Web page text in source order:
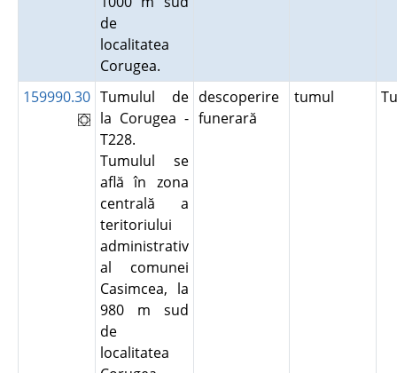
de
localitatea
Corugea.
159990.30 Tumulul de
la Corugea -
T228.
Tumulul se
află în zona
centrală a
teritoriului
administrativ
al comunei
Casimcea, la
980 m sud
de
localitatea
descoperire
funerară
tumul